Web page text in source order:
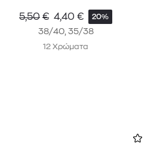
5,50 € 4,40 € 20%
38/40, 35/38
12 Χρώματα